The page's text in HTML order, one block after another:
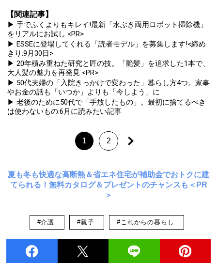
【関連記事】
▶ 手でふくよりもキレイ!最新「水ぶき両用ロボット掃除機」
をリアルにお試し <PR>
▶ ESSEに登場してくれる「読者モデル」を募集します!<締め
きり:9月30日>
▶ 20年積み重ねた研究と匠の技。「艶髪」を追求した1本で、
大人髪の魅力を再発見 <PR>
▶ 50代夫婦の「入院きっかけで変わった」暮らし方4つ。家事
やお金の話も「いつか」よりも「今しよう」に
▶ 老後のために50代で「手放したもの」。最初に捨てるべき
は使わないもの:6月に読みたい記事
1 2
夏も冬も快適な高断熱＆省エネ住宅が補助金でおトクに建
てられる！無料カタログ＆プレゼントのチャンスも＜PR
＞
#介護 #親子 #これからの暮らし